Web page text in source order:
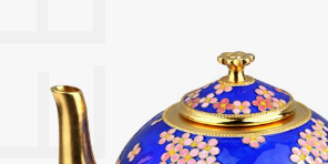
3. Ни в коем случае не храните
Особенно беречь от воздействия
позолоченные изделия. Также
переносят жемчуг, бирюза, малахит и